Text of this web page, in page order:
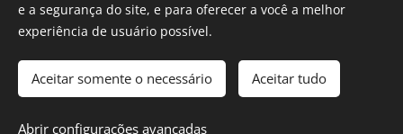
Share
e a segurança do site, e para oferecer a você a melhor
experiência de usuário possível.
Aceitar somente o necessário Aceitar tudo
Abrir configurações avançadas